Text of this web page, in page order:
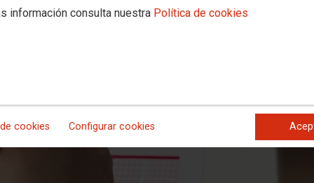
información consulta nuestra Política de cookies
cookies Configurar cookies